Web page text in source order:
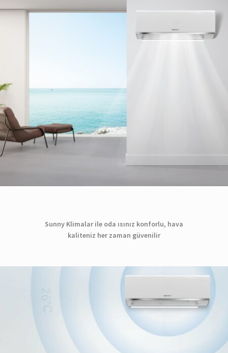
Sunny Klimalar ile oda ısınız konforlu, hava
kaliteniz her zaman güvenilir